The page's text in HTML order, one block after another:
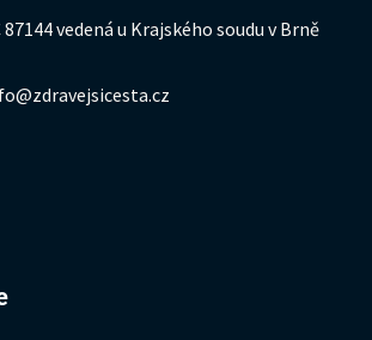
87144 vedená u Krajského soudu v Brně